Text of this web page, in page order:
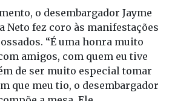
fez coro às manifestações
“É uma honra muito
amigos, com quem eu tive
de ser muito especial tomar
que meu tio, o desembargador
a mesa. Ele
fundamental em minhas